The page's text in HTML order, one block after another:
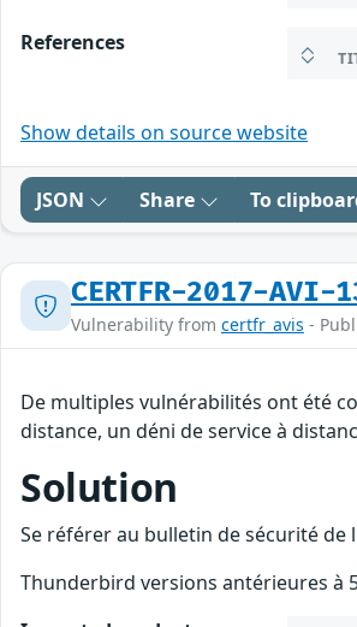
References
Show details on source website
JSON Share To
CERTFR-2017-AVI-
Vulnerability from certfr_avis -
De multiples vulnérabilités ont été
distance, un déni de service à
Solution
Se référer au bulletin de sécurité
Thunderbird versions antérieures à